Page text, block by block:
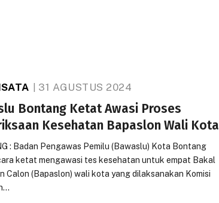
31 AGUSTUS 2024
Bontang Ketat Awasi Proses
Kesehatan Bapaslon Wali Kota
: Badan Pengawas Pemilu (Bawaslu) Kota Bontang
ketat mengawasi tes kesehatan untuk empat Bakal
Calon (Bapaslon) wali kota yang dilaksanakan Komisi